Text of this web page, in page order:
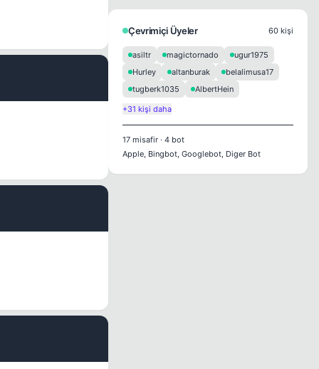
Çevrimiçi Üyeler 60 kişi
asiltr magictornado
ugur1975
Hurley
altanburak
belalimusa17
tugberk1035
AlbertHein
+31 kişi daha
17 misafir · 4 bot
Apple, Bingbot, Googlebot, Diger Bot